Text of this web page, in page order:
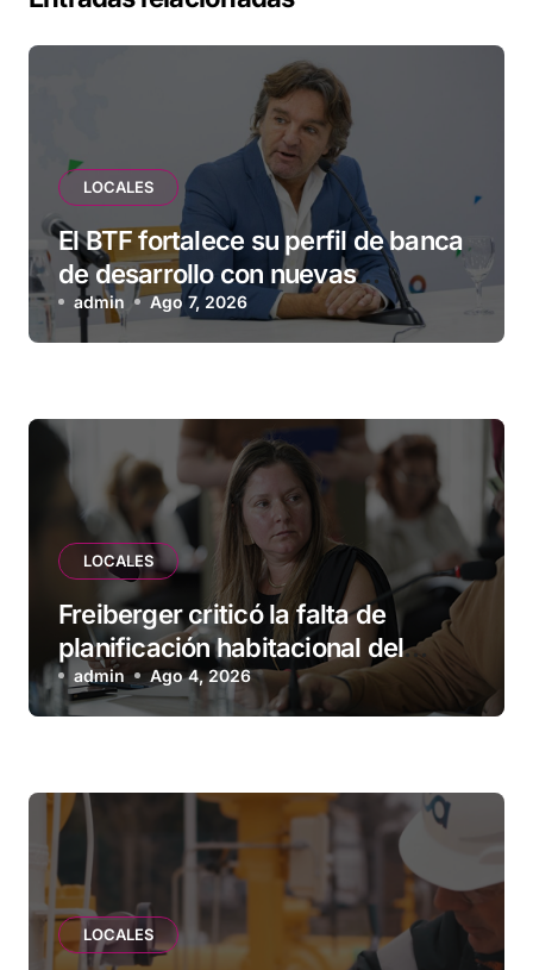
LOCALES
El BTF fortalece su perfil de banca
de desarrollo con nuevas
herramientas para familias y
empresas
admin Ago 7, 2026
LOCALES
Freiberger criticó la falta de
planificación habitacional del
Municipio: “Vuoto deja afuera a
vecinos que llevan más de 20 años
admin Ago 4, 2026
LOCALES